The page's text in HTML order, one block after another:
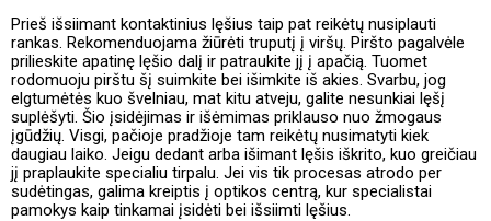
Prieš išsiimant kontaktinius lęšius taip pat reikėtų nusiplauti
rankas. Rekomenduojama žiūrėti truputį į viršų. Piršto pagalvėle
prilieskite apatinę lęšio dalį ir patraukite jį į apačią. Tuomet
rodomuoju pirštu šį suimkite bei išimkite iš akies. Svarbu, jog
elgtumėtės kuo švelniau, mat kitu atveju, galite nesunkiai lęšį
suplėšyti. Šio įsidėjimas ir išėmimas priklauso nuo žmogaus
įgūdžių. Visgi, pačioje pradžioje tam reikėtų nusimatyti kiek
daugiau laiko. Jeigu dedant arba išimant lęšis iškrito, kuo greičiau
jį praplaukite specialiu tirpalu. Jei vis tik procesas atrodo per
sudėtingas, galima kreiptis į optikos centrą, kur specialistai
pamokys kaip tinkamai įsidėti bei išsiimti lęšius.